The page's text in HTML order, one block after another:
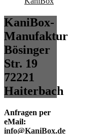
KaniBox-
Manufaktur
Bösinger
Str. 19
72221
Haiterbach
Anfragen per
eMail:
info@KaniBox.de